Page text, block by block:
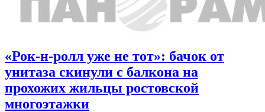
«Рок-н-ролл уже не тот»: бачок от
унитаза скинули с балкона на
прохожих жильцы ростовской
многоэтажки